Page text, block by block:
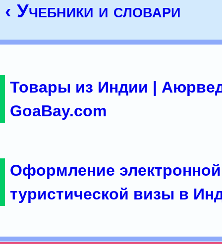
‹ Учебники и словари
Товары из Индии |
GoaBay.com
Оформление электронной
туристической визы в